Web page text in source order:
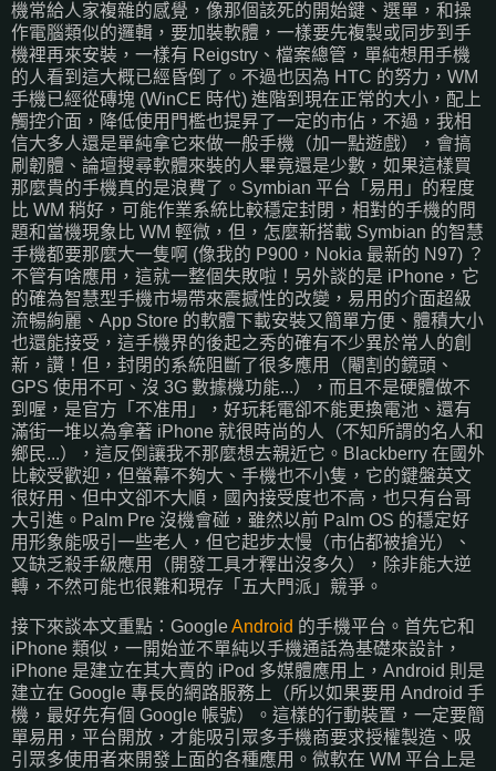
機常給人家複雜的感覺，像那個該死的開始鍵、選單，和操
作電腦類似的邏輯，要加裝軟體，一樣要先複製或同步到手
機裡再來安裝，一樣有 Reigstry、檔案總管，單純想用手機
的人看到這大概已經昏倒了。不過也因為 HTC 的努力，WM
手機已經從磚塊 (WinCE 時代) 進階到現在正常的大小，配上
觸控介面，降低使用門檻也提昇了一定的市佔，不過，我相
信大多人還是單純拿它來做一般手機（加一點遊戲），會搞
刷韌體、論壇搜尋軟體來裝的人畢竟還是少數，如果這樣買
那麼貴的手機真的是浪費了。Symbian 平台「易用」的程度
比 WM 稍好，可能作業系統比較穩定封閉，相對的手機的問
題和當機現象比 WM 輕微，但，怎麼新搭載 Symbian 的智慧
手機都要那麼大一隻啊 (像我的 P900，Nokia 最新的 N97) ？
不管有啥應用，這就一整個失敗啦！另外談的是 iPhone，它
的確為智慧型手機市場帶來震撼性的改變，易用的介面超級
流暢絢麗、App Store 的軟體下載安裝又簡單方便、體積大小
也還能接受，這手機界的後起之秀的確有不少異於常人的創
新，讚！但，封閉的系統阻斷了很多應用（閹割的鏡頭、
GPS 使用不可、沒 3G 數據機功能...），而且不是硬體做不
到喔，是官方「不准用」，好玩耗電卻不能更換電池、還有
滿街一堆以為拿著 iPhone 就很時尚的人（不知所謂的名人和
鄉民...），這反倒讓我不那麼想去親近它。Blackberry 在國外
比較受歡迎，但螢幕不夠大、手機也不小隻，它的鍵盤英文
很好用、但中文卻不大順，國內接受度也不高，也只有台哥
大引進。Palm Pre 沒機會碰，雖然以前 Palm OS 的穩定好
用形象能吸引一些老人，但它起步太慢（市佔都被搶光）、
又缺乏殺手級應用（開發工具才釋出沒多久），除非能大逆
轉，不然可能也很難和現存「五大門派」競爭。
接下來談本文重點：GoogleAndroid 的手機平台。首先它和
iPhone 類似，一開始並不單純以手機通話為基礎來設計，
iPhone 是建立在其大賣的 iPod 多媒體應用上，Android 則是
建立在 Google 專長的網路服務上（所以如果要用 Android 手
機，最好先有個 Google 帳號）。這樣的行動裝置，一定要簡
單易用，平台開放，才能吸引眾多手機商要求授權製造、吸
引眾多使用者來開發上面的各種應用。微軟在 WM 平台上是